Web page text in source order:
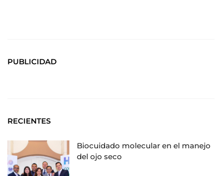
PUBLICIDAD
RECIENTES
Biocuidado molecular en el manejo
del ojo seco